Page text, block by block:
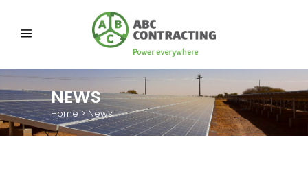
NEWS
Home>News